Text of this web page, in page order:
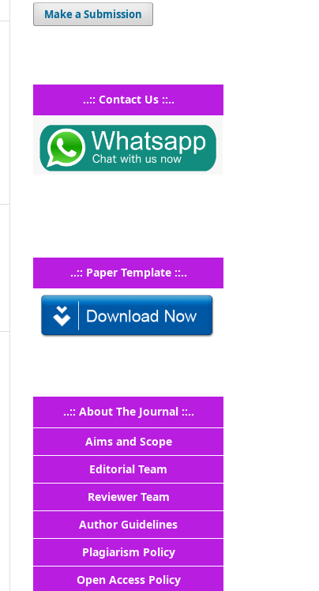
Make a Submission
..:: Contact Us ::..
..:: Paper Template ::..
..:: About The Journal ::..
Aims and Scope
Editorial Team
Reviewer Team
Author Guidelines
Plagiarism Policy
Open Access Policy